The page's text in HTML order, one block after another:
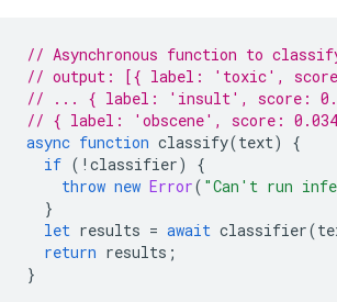
// Asynchronous function to
// output: [{ label: 'toxic',
// ... { label: 'insult', score:
// { label: 'obscene', score:
async function classify(text
if (!classifier
throw
new Error("Can't run
let results = await classifier
return results